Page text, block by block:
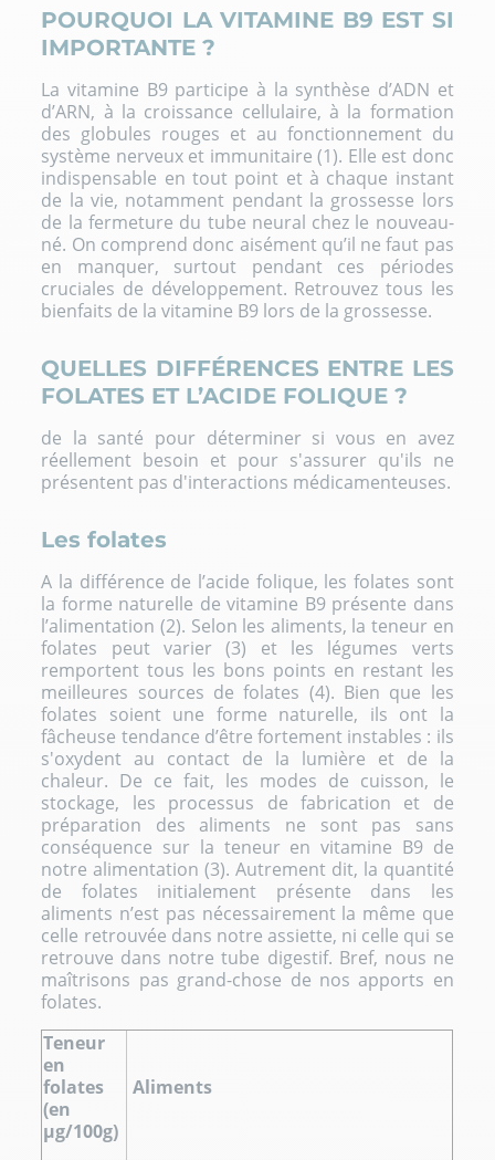
POURQUOI LA VITAMINE B9 EST SI
IMPORTANTE ?
La vitamine B9 participe à la synthèse d’ADN et
d’ARN, à la croissance cellulaire, à la formation
des globules rouges et au fonctionnement du
système nerveux et immunitaire (1). Elle est donc
indispensable en tout point et à chaque instant
de la vie, notamment pendant la grossesse lors
de la fermeture du tube neural chez le nouveau-
né. On comprend donc aisément qu’il ne faut pas
en manquer, surtout pendant ces périodes
cruciales de développement. Retrouvez tous les
bienfaits de la vitamine B9 lors de la grossesse.
QUELLES DIFFÉRENCES ENTRE LES
FOLATES ET L’ACIDE FOLIQUE ?
de la santé pour déterminer si vous en avez
réellement besoin et pour s'assurer qu'ils ne
présentent pas d'interactions médicamenteuses.
Les folates
A la différence de l’acide folique, les folates sont
la forme naturelle de vitamine B9 présente dans
l’alimentation (2). Selon les aliments, la teneur en
folates peut varier (3) et les légumes verts
remportent tous les bons points en restant les
meilleures sources de folates (4). Bien que les
folates soient une forme naturelle, ils ont la
fâcheuse tendance d’être fortement instables : ils
s'oxydent au contact de la lumière et de la
chaleur. De ce fait, les modes de cuisson, le
stockage, les processus de fabrication et de
préparation des aliments ne sont pas sans
conséquence sur la teneur en vitamine B9 de
notre alimentation (3). Autrement dit, la quantité
de folates initialement présente dans les
aliments n’est pas nécessairement la même que
celle retrouvée dans notre assiette, ni celle qui se
retrouve dans notre tube digestif. Bref, nous ne
maîtrisons pas grand-chose de nos apports en
folates.
Teneur
en
folates
(en
μg/100g)
Aliments